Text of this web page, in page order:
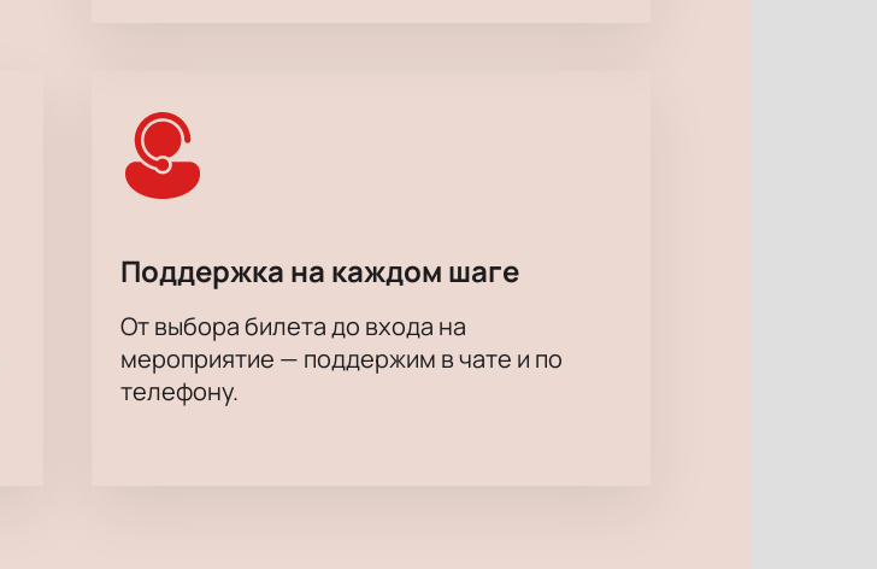
Поддержка на каждом шаге
От выбора билета до входа на
мероприятие — поддержим в чате и по
телефону.